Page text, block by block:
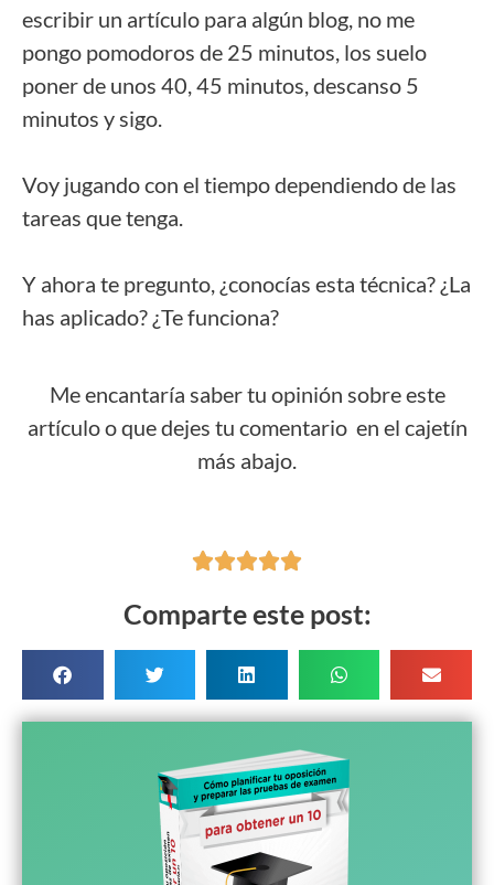
escribir un artículo para algún blog, no me
pongo pomodoros de 25 minutos, los suelo
poner de unos 40, 45 minutos, descanso 5
minutos y sigo.
Voy jugando con el tiempo dependiendo de las
tareas que tenga.
Y ahora te pregunto, ¿conocías esta técnica? ¿La
has aplicado? ¿Te funciona?
Me encantaría saber tu opinión sobre este
artículo o que dejes tu comentario en el cajetín
más abajo.

Comparte este post: